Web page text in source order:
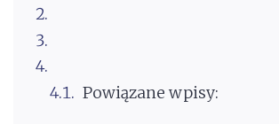
Powiązane wpisy: